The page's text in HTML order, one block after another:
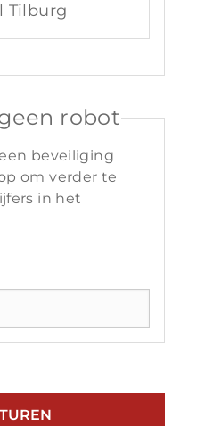
Tilburg
robot
beveiliging
om verder te
in het